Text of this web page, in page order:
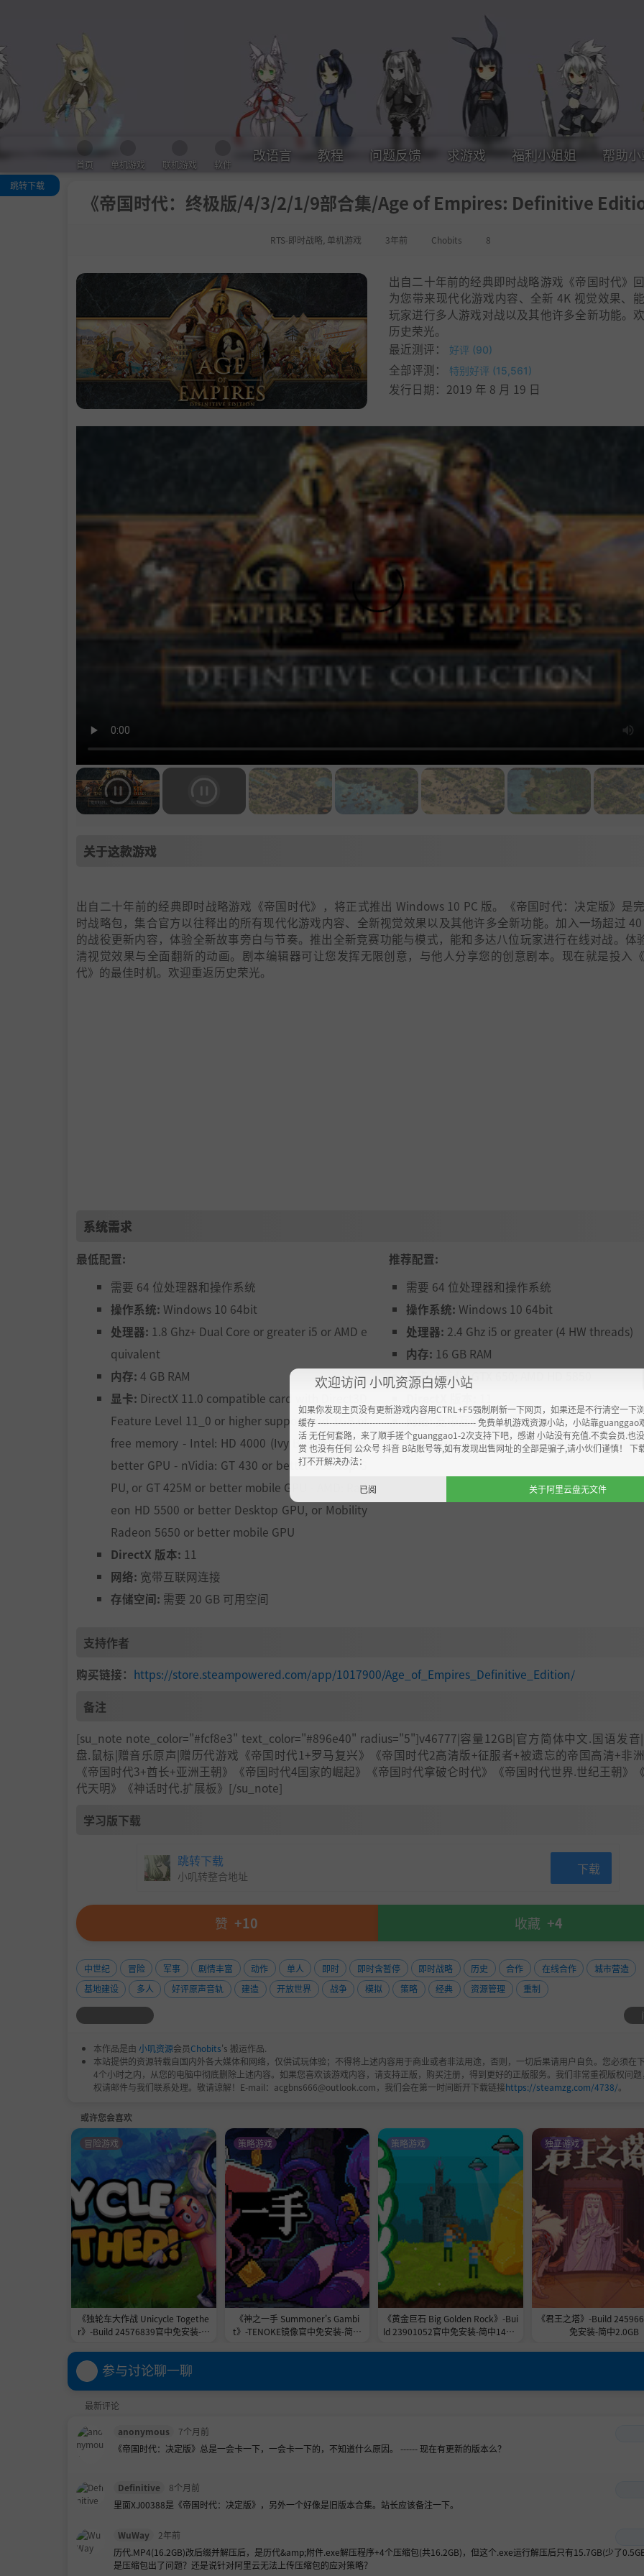
首页 单机游戏 联机游戏 软件
改语言 教程 问题反馈 求游戏 福利小姐姐 帮助小
《帝国时代：终极版/4/3/2/1/9部合集/Age of Empires: Definitive
RTS-即时战略 单机游戏 3年前 Chobits 8
跳转下载
出自二十年前的经典即时战略游戏《帝国时代》
为您带来现代化游戏内容、全新 4K 视觉效果、
玩家进行多人游戏对战以及其他许多全新功能。
历史荣光。
最近测评：
好评 (90)
全部评测： 特别好评 (15,561)
发行日期：2019 年 8 月 19 日
关于这款游戏
出自二十年前的经典即时战略游戏《帝国时代》，将正式推出 Windows 10 PC 版。《帝国时代：决定版》是
时战略包，集合官方以往释出的所有现代化游戏内容、全新视觉效果以及其他许多全新功能。加入一场超过
的战役更新内容，体验全新故事旁白与节奏。推出全新竞赛功能与模式，能和多达八位玩家进行在线对战。体
清视觉效果与全面翻新的动画。剧本编辑器可让您发挥无限创意，与他人分享您的创意剧本。现在就是投入
代》的最佳时机。欢迎重返历史荣光。
系统需求
最低配置:
需要 64 位处理器和操作系统
操作系统: Windows 10 64bit
处理器: 1.8 Ghz+ Dual Core or greater i5 or AMD e
quivalent
内存: 4 GB RAM
显卡: DirectX 11.0 compatible card with Direct3D
Feature Level 11_0 or higher support and 1GB of
free memory - Intel: HD 4000 (Ivy Bridge CPU)or
better GPU - nVidia: GT 430 or better desktop G
PU, or GT 425M or better mobile GPU - AMD: Rad
eon HD 5500 or better Desktop GPU, or Mobility
Radeon 5650 or better mobile GPU
DirectX 版本: 11
网络: 宽带互联网连接
存储空间: 需要 20 GB 可用空间
推荐配置:
需要 64 位处理器和操作系统
操作系统: Windows 10 64bit
处理器: 2.4 Ghz i5 or greater (4 HW threads)
内存: 16 GB RAM
显卡:Nvidia GTX 650; AMD HD 5850
网络:宽带互联网连接
存储空间:需要 20 GB 可用空间
支持作者
购买链接： https://store.steampowered.com/app/1017900/Age_of_Empires_Definitive_Edition/
备注
[su_note note_color="#fcf8e3" text_color="#896e40" radius="5"]v46777|容量12GB|官方简体中文.国语发音
盘.鼠标|赠音乐原声|赠历代游戏《帝国时代1+罗马复兴》《帝国时代2高清版+征服者+被遗忘的帝国高清+非洲
《帝国时代3+酋长+亚洲王朝》《帝国时代4国家的崛起》《帝国时代拿破仑时代》《帝国时代世界.世纪王朝》
代天明》《神话时代.扩展板》[/su_note]
学习版下载
跳转下载
小叽转整合地址 下载
赞 +10 收藏 +4
中世纪 冒险 军事 剧情丰富 动作 单人 即时 即时含暂停 即时战略 历史 合作 在线合作
城市营造
基地建设
多人 好评原声音轨 建造 开放世界 战争 模拟 策略 经典 资源管理 重制
本作品是由 小叽资源会员Chobits's 搬运作品.
本站提供的资源转载自国内外各大媒体和网络，仅供试玩体验；不得将上述内容用于商业或者非法用途，否则，一切后果请用户自负。您必须在
4个小时之内，从您的电脑中彻底删除上述内容。如果您喜欢该游戏内容，请支持正版，购买注册，得到更好的正版服务。我们非常重视版权问题
权请邮件与我们联系处理。敬请谅解！E-mail：acgbns666@outlook.com，我们会在第一时间断开下载链接https://steamzg.com/4738/。
或许您会喜欢
《独轮车大作战 Unicycle Togethe
r》-Build 24576839官中免安装-简
冒险游戏
《神之一手 Summoner's Gambi
t》-TENOKE镜像官中免安装-简中
策略游戏
《黄金巨石 Big Golden Rock》-Bui
ld 23901052官中免安装-简中148.7
策略游戏
《君王之塔》-Build
免安装-简中2.0GB
独立游戏
参与讨论聊一聊
最新评论
anonymous 7个月前
《帝国时代：决定版》总是一会卡一下，一会卡一下的，不知道什么原因。 ------ 现在有更新的版本么？
Definitive 8个月前
里面XJ00388是《帝国时代：决定版》，另外一个好像是旧版本合集。站长应该备注一下。
WuWay 2年前
历代.MP4(16.2GB)改后缀并解压后，是历代&amp;附件.exe解压程序+4个压缩包(共16.2GB)，但这个.exe运行解压后只有15.7GB(少了
是压缩包出了问题？还是说针对阿里云无法上传压缩包的应对策略？
欢迎访问 小叽资源白嫖小站
如果你发现主页没有更新游戏内容用CTRL+F5强制刷新一下网页，如果还是不行清空一下
缓存 ------------------------------------------------------- 免费单机游戏资源小站，小站靠guanggao
活 无任何套路，来了顺手搓个guanggao1-2次支持下吧，感谢 小站没有充值.不卖会员.也
赏 也没有任何 公众号 抖音 B站账号等,如有发现出售网址的全部是骗子,请小伙们谨慎！ 下
打不开解决办法：
已阅 关于阿里云盘无文件